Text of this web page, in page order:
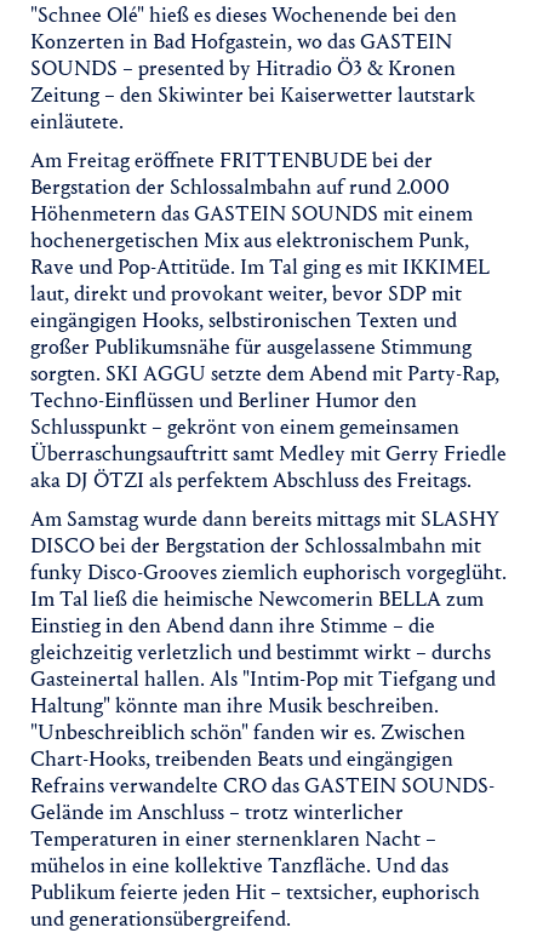
"Schnee Olé" hieß es dieses Wochenende bei den
Konzerten in Bad Hofgastein, wo das GASTEIN
SOUNDS – presented by Hitradio Ö3 & Kronen
Zeitung – den Skiwinter bei Kaiserwetter lautstark
einläutete.
Am Freitag eröffnete FRITTENBUDE bei der
Bergstation der Schlossalmbahn auf rund 2.000
Höhenmetern das GASTEIN SOUNDS mit einem
hochenergetischen Mix aus elektronischem Punk,
Rave und Pop-Attitüde. Im Tal ging es mit IKKIMEL
laut, direkt und provokant weiter, bevor SDP mit
eingängigen Hooks, selbstironischen Texten und
großer Publikumsnähe für ausgelassene Stimmung
sorgten. SKI AGGU setzte dem Abend mit Party-Rap,
Techno-Einflüssen und Berliner Humor den
Schlusspunkt – gekrönt von einem gemeinsamen
Überraschungsauftritt samt Medley mit Gerry Friedle
aka DJ ÖTZI als perfektem Abschluss des Freitags.
Am Samstag wurde dann bereits mittags mit SLASHY
DISCO bei der Bergstation der Schlossalmbahn mit
funky Disco-Grooves ziemlich euphorisch vorgeglüht.
Im Tal ließ die heimische Newcomerin BELLA zum
Einstieg in den Abend dann ihre Stimme – die
gleichzeitig verletzlich und bestimmt wirkt – durchs
Gasteinertal hallen. Als "Intim-Pop mit Tiefgang und
Haltung" könnte man ihre Musik beschreiben.
"Unbeschreiblich schön" fanden wir es. Zwischen
Chart-Hooks, treibenden Beats und eingängigen
Refrains verwandelte CRO das GASTEIN SOUNDS-
Gelände im Anschluss – trotz winterlicher
Temperaturen in einer sternenklaren Nacht –
mühelos in eine kollektive Tanzfläche. Und das
Publikum feierte jeden Hit – textsicher, euphorisch
und generationsübergreifend.